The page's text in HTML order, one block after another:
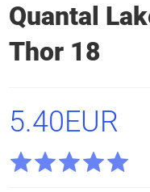
Quantal
Thor 18
5.40EUR